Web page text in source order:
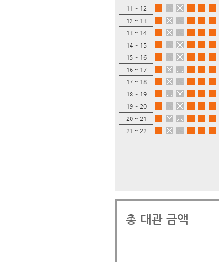
11 ~ 12
12 ~ 13
13 ~ 14
14 ~ 15
15 ~ 16
16 ~ 17
17 ~ 18
18 ~ 19
19 ~ 20
20 ~ 21
21 ~ 22
총 대관 금액